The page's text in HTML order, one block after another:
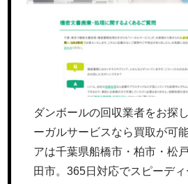
ダンボールの回収業者をお探
ーガルサービスなら買取が可
アは千葉県船橋市・柏市・松
田市。365日対応でスピーディ